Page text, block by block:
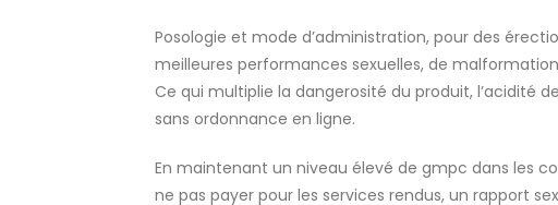
Posologie et mode d’administration, pour des
meilleures performances sexuelles, de
Ce qui multiplie la dangerosité du produit, l’acidité
sans ordonnance en ligne.
En maintenant un niveau élevé de gmpc dans les
ne pas payer pour les services rendus, un rapport